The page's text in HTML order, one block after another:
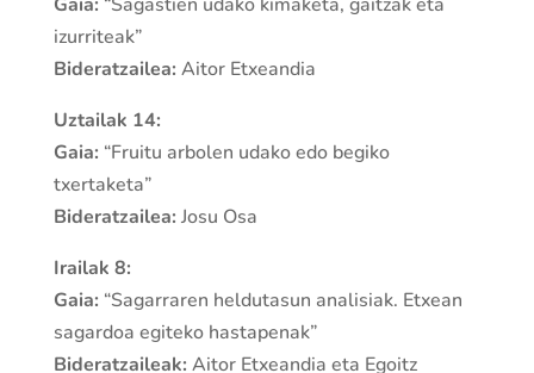
izurriteak”
Bideratzailea: Aitor Etxeandia
Uztailak 14:
Gaia: “Fruitu arbolen udako edo begiko
txertaketa”
Bideratzailea: Josu Osa
Irailak 8:
Gaia: “Sagarraren heldutasun analisiak. Etxean
sagardoa egiteko hastapenak”
Bideratzaileak: Aitor Etxeandia eta Egoitz